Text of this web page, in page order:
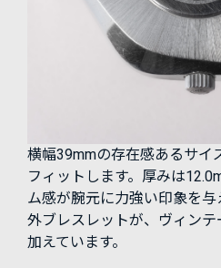
横幅39mmの存在感あるサイ
フィットします。厚みは
ム感が腕元に力強い印象を
外ブレスレットが、ヴィン
加えています。